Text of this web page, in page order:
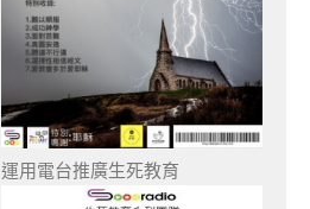
運用電台推廣生死教育